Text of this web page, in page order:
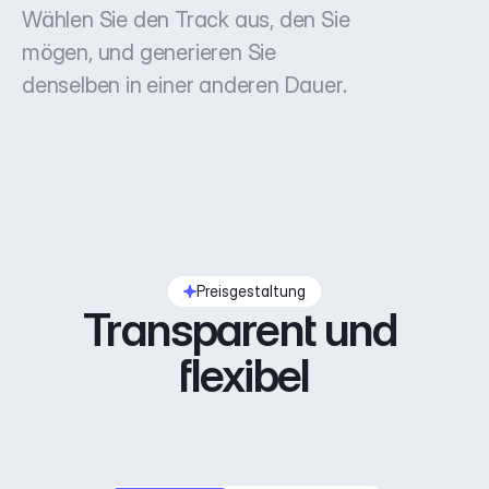
Wählen Sie den Track aus, den Sie
mögen, und generieren Sie
denselben in einer anderen Dauer.
Preisgestaltung
Transparent und
flexibel